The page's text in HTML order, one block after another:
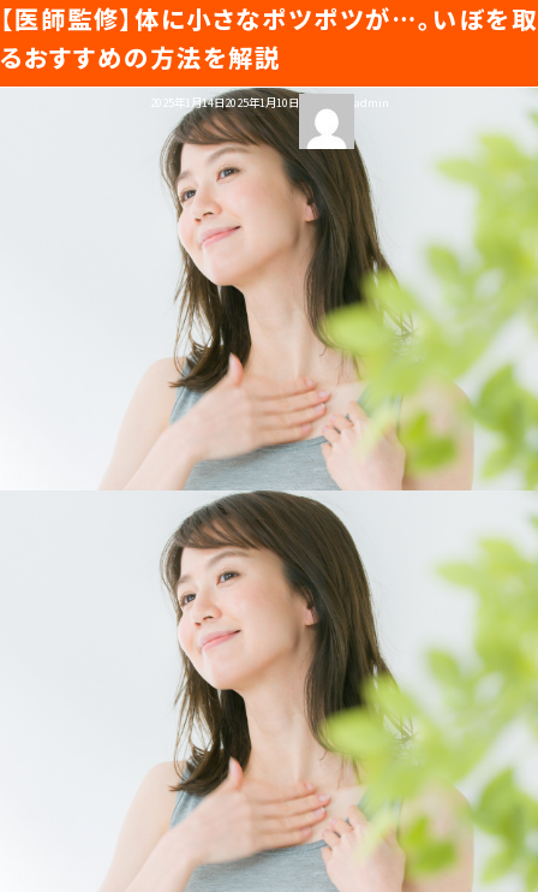
知ると差がつくビューティガイド
トップページ
美容医療ってなんだろう？
美容医療の基本情報
美容医療のスケジュール
美容医療キーワード辞典
美容医療まるわかりコラム
お悩みからコラムをさがす
コラム一覧
美容医療クリニック紹介
LINE 友だち登録
For CLINIC
タグ:いぼ
【医師監修】体に小さなポツポツが…。いぼを取
るおすすめの方法を解説
2025年1月14日2025年1月10日
投
者
admin